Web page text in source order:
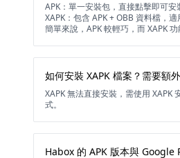
APK：單一安裝包，直接點擊即可安
XAPK：包含 APK + OBB 資料檔，
簡單來說，APK 較輕巧，而 XAPK 功
如何安裝 XAPK 檔案？需要額
XAPK 無法直接安裝，需使用 XAPK
式。
Habox 的 APK 版本與 Google